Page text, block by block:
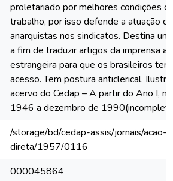
proletariado por melhores condições
trabalho, por isso defende a atuação
anarquistas nos sindicatos. Destina
a fim de traduzir artigos da imprensa
estrangeira para que os brasileiros
acesso. Tem postura anticlerical.
acervo do Cedap – A partir do Ano I, n.
1946 a dezembro de
/storage/bd/cedap-assis/jornais/acao-
direta/1957/0116
000045864